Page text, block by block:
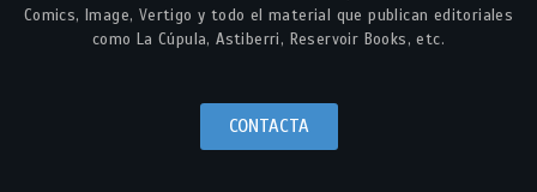
Comics, Image, Vertigo y todo el material que publican editoriales
como La Cúpula, Astiberri, Reservoir Books, etc.
CONTACTA